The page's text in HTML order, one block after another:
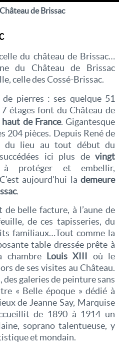
Château de Brissac
du château de Brissac…
du Château de Brissac
celle des Cossé-Brissac.
pierres : ses quelque 51
étages font du Château de
de France. Gigantesque
204 pièces. Depuis René de
du lieu au tout début du
ici plus de vingt
à protéger et embellir,
aujourd’hui la demeure
.
belle facture, à l’aune de
de ces tapisseries, du
familiaux…Tout comme la
table dressée prête à
chambre Louis XIII
où le
de ses visites au Château.
galeries de peinture sans
« Belle époque » dédié à
de Jeanne Say, Marquise
de 1890 à 1914 un
soprano talentueuse, y
et mondain.